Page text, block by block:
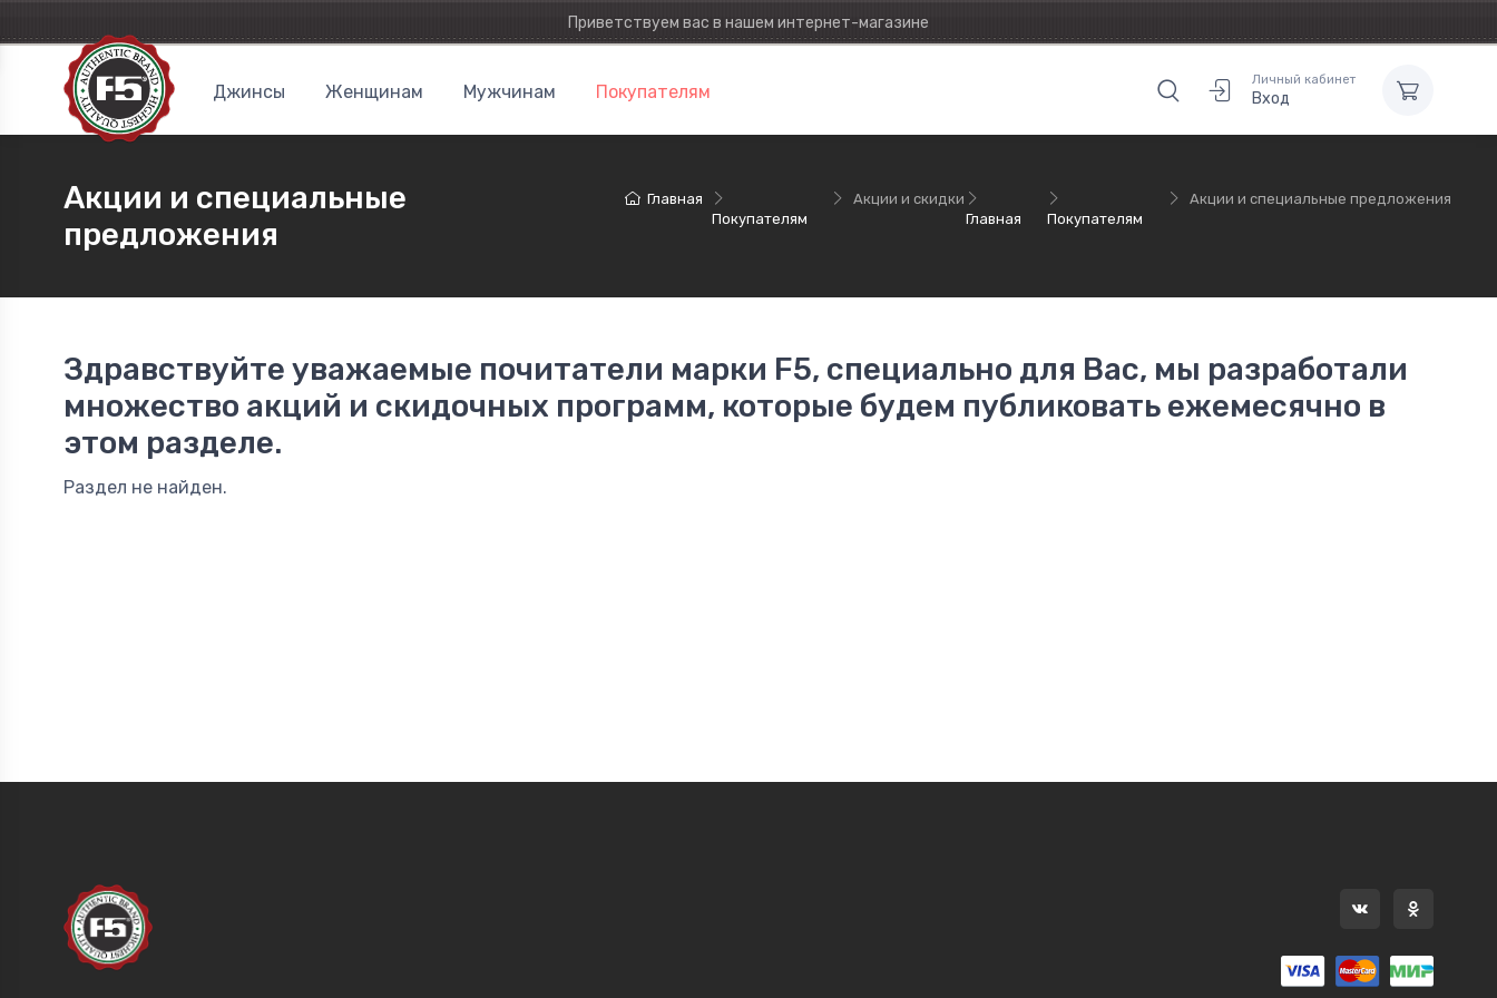
Приветствуем вас в нашем интернет-магазине
Личный кабинет
Вход
Джинсы Женщинам Мужчинам Покупателям
Главная
Покупателям
Акции и скидки
Главная
Покупателям
Акции и специальные предложения
Акции и специальные
предложения
Здравствуйте уважаемые почитатели марки F5, специально для Вас, мы разработали
множество акций и скидочных программ, которые будем публиковать ежемесячно в
этом разделе.
Раздел не найден.